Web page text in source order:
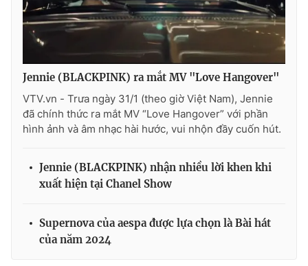
Ðiện thoại Thời báo VTV:024.66 897 897
Email:toasoan@vtv.vn
Liên hệ quảng cáo:
024-7300.7108
® Cấm sao chép dưới mọi hình thức nếu không có sự chấp
Jennie (BLACKPINK) ra mắt MV "Love Hangover"
VTV.vn - Trưa ngày 31/1 (theo giờ Việt Nam), Jennie
đã chính thức ra mắt MV “Love Hangover” với phần
hình ảnh và âm nhạc hài hước, vui nhộn đầy cuốn hút.
Jennie (BLACKPINK) nhận nhiều lời khen khi
xuất hiện tại Chanel Show
Supernova của aespa được lựa chọn là Bài hát
của năm 2024